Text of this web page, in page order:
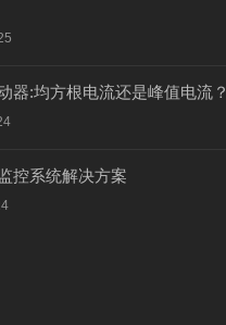
器:均方根电流还是峰值电流？
控系统解决方案